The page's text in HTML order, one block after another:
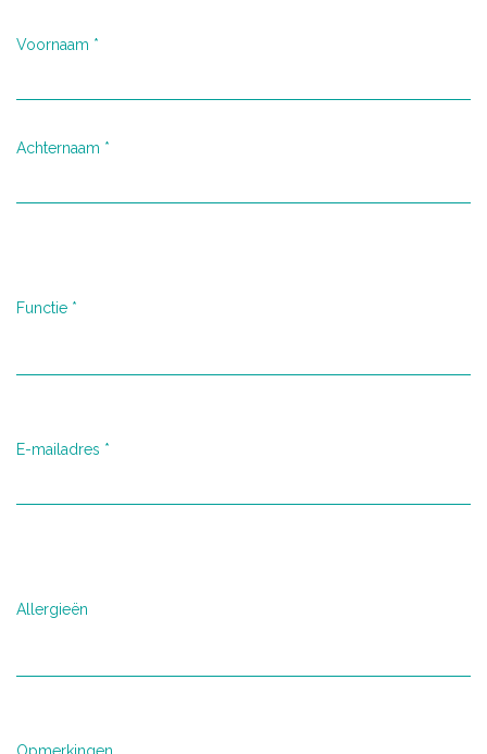
Voornaam *
Achternaam *
Functie *
E-mailadres *
Allergieën